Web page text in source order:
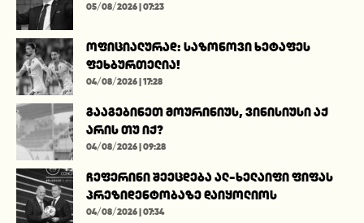
05/08/2026 | 07:23
ოფიციალურად: საზონოვი ხეტაფეს
ფეხბურთელია!
04/08/2026 | 17:28
გააგებინეთ მოურინიუს, ვინისიუსი აქ
არის თუ იქ?
04/08/2026 | 09:28
ჩეფერინი შეეცდება ალ-ხელაიფი ფიფას
პრეზიდენტობაზე დაიყოლიოს
04/08/2026 | 07:34